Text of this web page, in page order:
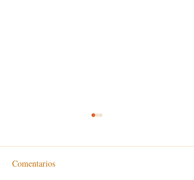
Comentarios